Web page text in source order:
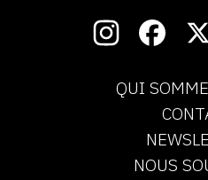
QUI
NOUS